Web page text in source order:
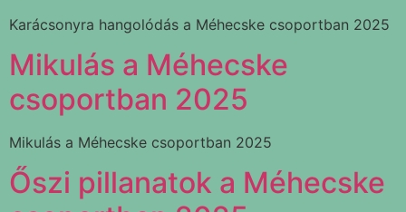
Karácsonyra hangolódás a Méhecske csoportban 2025
Mikulás a Méhecske
csoportban 2025
Mikulás a Méhecske csoportban 2025
Őszi pillanatok a Méhecske